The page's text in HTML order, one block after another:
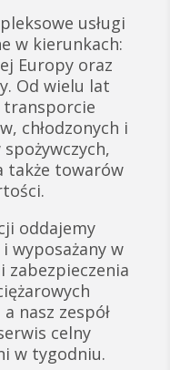
usługi
w kierunkach:
Europy oraz
Od wielu lat
chłodzonych i
także towarów
oddajemy
wyposażany w
zabezpieczenia
nasz zespół
celny
w tygodniu.